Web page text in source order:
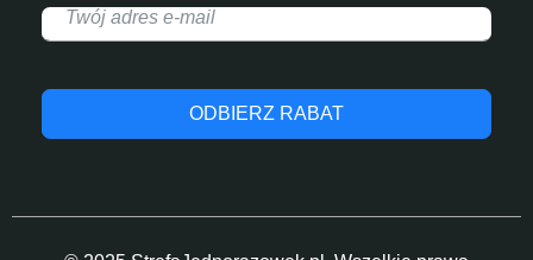
ODBIERZ RABAT